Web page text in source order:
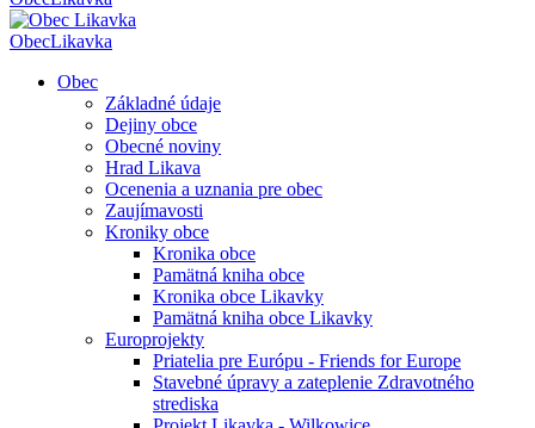
ObecLikavka
Obec
Základné údaje
Dejiny obce
Obecné noviny
Hrad Likava
Ocenenia a uznania pre obec
Zaujímavosti
Kroniky obce
Kronika obce
Pamätná kniha obce
Kronika obce Likavky
Pamätná kniha obce Likavky
Europrojekty
Priatelia pre Európu - Friends for Europe
Stavebné úpravy a zateplenie Zdravotného
strediska